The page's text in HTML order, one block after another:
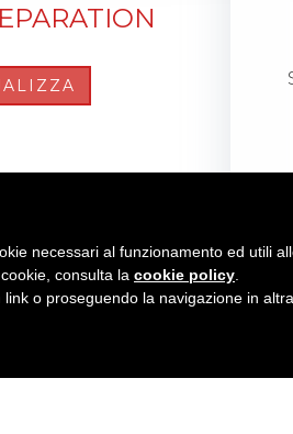
necessari al funzionamento ed utili
consulta la cookie policy
o proseguendo la navigazione in